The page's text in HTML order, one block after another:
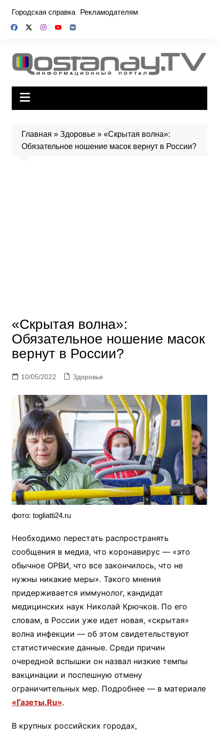
содержимому
Городская справка Рекламодателям
Главная » Здоровье» «Скрытая волна»:
Обязательное ношение масок вернут в России?
«Скрытая волна»:
Обязательное ношение масок
вернут в России?
10/05/2022 Здоровье
фото: togliatti24.ru
Необходимо перестать распространять
сообщения в медиа, что коронавирус — «это
обычное ОРВИ, что все закончилось, что не
нужны никакие меры». Такого мнения
придерживается иммунолог, кандидат
медицинских наук Николай Крючков. По его
словам, в России уже идет новая, «скрытая»
волна инфекции — об этом свидетельствуют
статистические данные. Среди причин
очередной вспышки он назвал низкие темпы
вакцинации и поспешную отмену
ограничительных мер. Подробнее — в материале
«Газеты.Ru».
В крупных российских городах,